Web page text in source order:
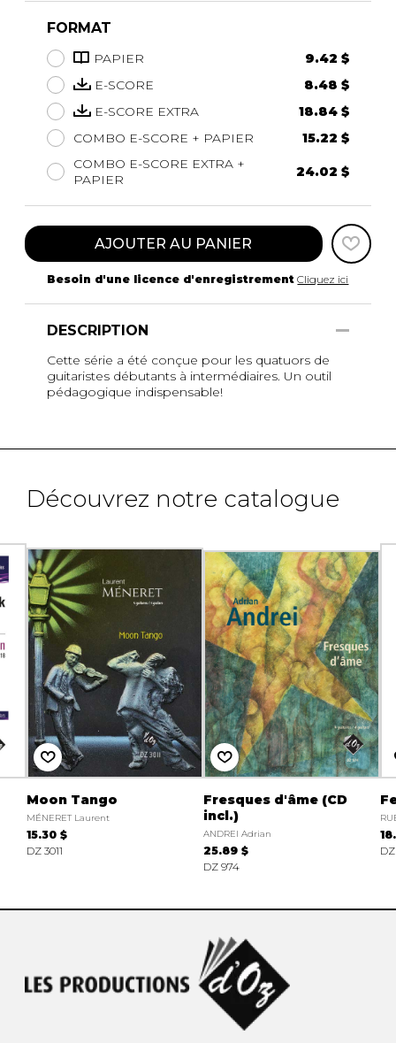
FORMAT
PAPIER
9.42 $
E-SCORE
8.48 $
E-SCORE EXTRA
18.84 $
COMBO E-SCORE + PAPIER
15.22 $
COMBO E-SCORE EXTRA +
PAPIER
24.02 $
AJOUTER AU PANIER
Besoin d'une licence d'enregistrement Cliquez ici
DESCRIPTION
Cette série a été conçue pour les quatuors de
guitaristes débutants à intermédiaires. Un outil
pédagogique indispensable!
Découvrez notre catalogue
Moon Tango
MÉNERET Laurent
15.30 $
DZ 3011
Fresques d'âme (CD
incl.)
ANDREI Adrian
25.89 $
DZ 974
DZ